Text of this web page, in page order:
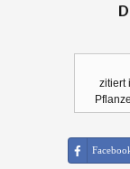
zitiert